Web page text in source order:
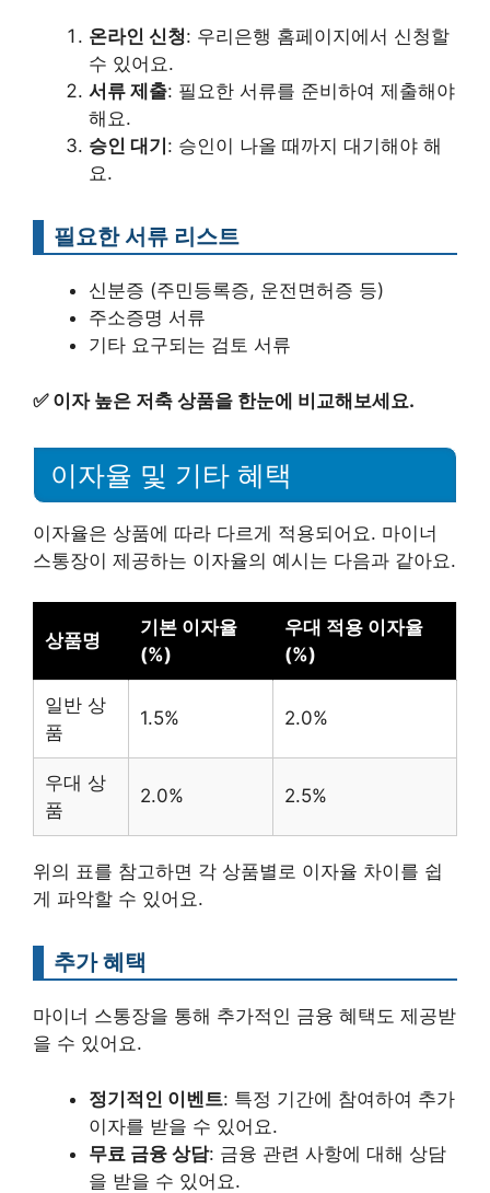
온라인 신청: 우리은행 홈페이지에서 신청할
수 있어요.
서류 제출: 필요한 서류를 준비하여 제출해야
해요.
승인 대기 : 승인이 나올 때까지 대기해야 해
요.
필요한 서류 리스트
신분증 (주민등록증, 운전면허증 등)
주소증명 서류
기타 요구되는 검토 서류
✅ 이자 높은 저축 상품을 한눈에 비교해보세요.
이자율 및 기타 혜택
이자율은 상품에 따라 다르게 적용되어요. 마이너
스통장이 제공하는 이자율의 예시는 다음과 같아요.
상품명
기본 이자율
(%)
우대 적용 이자율
(%)
일반 상
품
1.5% 2.0%
우대 상
품
2.0% 2.5%
위의 표를 참고하면 각 상품별로 이자율 차이를 쉽
게 파악할 수 있어요.
추가 혜택
마이너 스통장을 통해 추가적인 금융 혜택도 제공받
을 수 있어요.
정기적인 이벤트: 특정 기간에 참여하여 추가
이자를 받을 수 있어요.
무료 금융 상담: 금융 관련 사항에 대해 상담
을 받을 수 있어요.